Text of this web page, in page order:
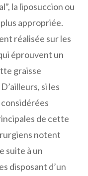
la liposuccion ou
appropriée.
réalisée sur les
éprouvent un
graisse
si les
de cette
notent
suite à un
disposant d’un